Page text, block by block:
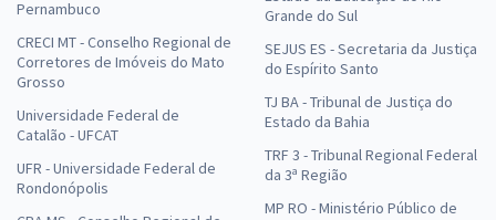
Pernambuco
CRECI MT - Conselho Regional de
Corretores de Imóveis do Mato
Grosso
Universidade Federal de
Catalão - UFCAT
UFR - Universidade Federal de
Rondonópolis
Grande do Sul
SEJUS ES - Secretaria da Justiça
do Espírito Santo
TJ BA - Tribunal de Justiça do
Estado da Bahia
TRF 3 - Tribunal Regional Federal
da 3ª Região
MP RO - Ministério Público de